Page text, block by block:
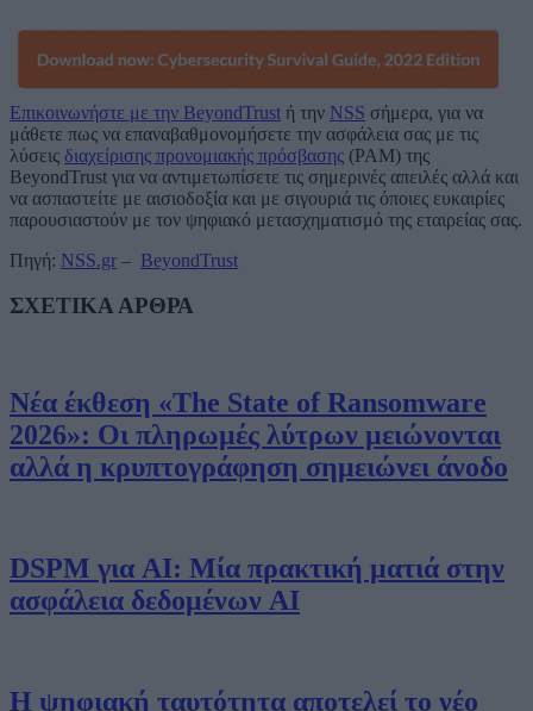
Επικοινωνήστε με την BeyondTrust ή την NSS σήμερα, για να
μάθετε πως να επαναβαθμονομήσετε την ασφάλεια σας με τις
λύσεις διαχείρισης προνομιακής πρόσβασης (PAM) της
BeyondTrust για να αντιμετωπίσετε τις σημερινές απειλές αλλά και
να ασπαστείτε με αισιοδοξία και με σιγουριά τις όποιες ευκαιρίες
παρουσιαστούν με τον ψηφιακό μετασχηματισμό της εταιρείας σας.
Πηγή: NSS.gr – BeyondTrust
ΣΧΕΤΙΚΑ ΑΡΘΡΑ
Νέα έκθεση «The State of Ransomware
2026»: Οι πληρωμές λύτρων μειώνονται
αλλά η κρυπτογράφηση σημειώνει άνοδο
DSPM για AI: Μία πρακτική ματιά στην
ασφάλεια δεδομένων AI
Η ψηφιακή ταυτότητα αποτελεί το νέο